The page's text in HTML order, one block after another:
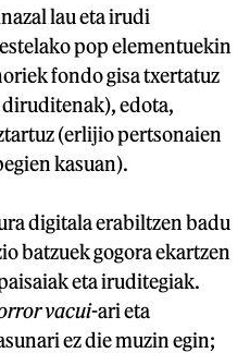
lau eta irudi
pop elementuekin
fondo gisa txertatuz
diruditenak), edota,
(erlijio pertsonaien
kasuan).
digitala erabiltzen badu
batzuek gogora ekartzen
eta iruditegiak.
vacui-ari eta
ez die muzin egin;